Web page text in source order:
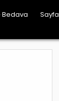
Bedava